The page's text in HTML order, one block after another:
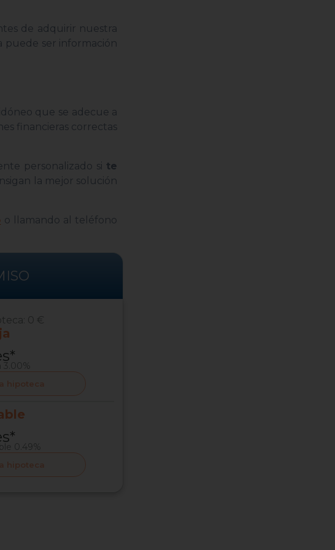
de adquirir nuestra
puede ser información
que se adecue a
financieras correctas
personalizado si te
la mejor solución
o llamando al teléfono
0 €
3.00%
hipoteca
0.49%
hipoteca